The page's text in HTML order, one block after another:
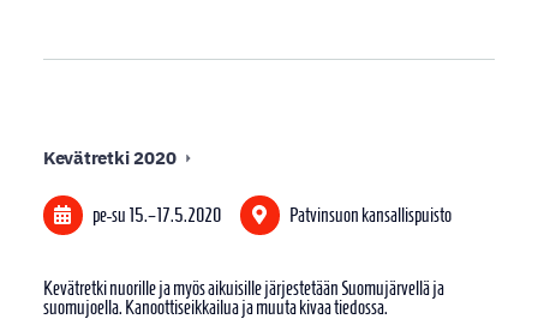
Kevätretki 2020
pe-su 15.–17.5.2020 Patvinsuon kansallispuisto
Kevätretki nuorille ja myös aikuisille järjestetään Suomujärvellä ja
suomujoella. Kanoottiseikkailua ja muuta kivaa tiedossa.